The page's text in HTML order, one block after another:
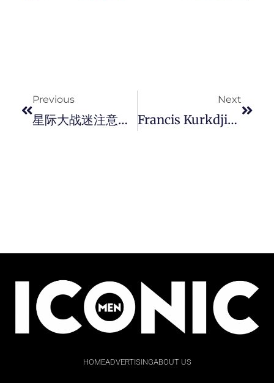
Previous
星际大战迷注意！KROSS STUDIO 与星战合作推出 TIE Advanced X1 腕錶上鍊盒。
Next
Francis Kurkdjian 的香气魔法如何获得 LVMH 集团的青睐，担任 Parfums Christian Dior 香氛系列创意总监。
HOMEADVERTISINGABOUT US